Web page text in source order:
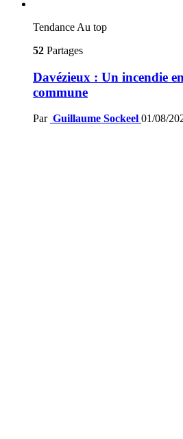
Tendance Au top
52 Partages
Davézieux : Un incendie
commune
Par Guillaume Sockeel 01/08/